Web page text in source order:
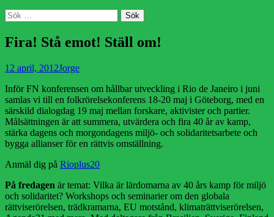
Sök
Sök
efter:
Publicerad
12 april, 2012Författare
Jorge
Inför FN konferensen om hållbar utveckling i Rio de Janeiro i juni
samlas vi till en folkrörelsekonferens 18-20 maj i Göteborg, med en
särskild dialogdag 19 maj mellan forskare, aktivister och partier.
Målsättningen är att summera, utvärdera och fira 40 år av kamp,
stärka dagens och morgondagens miljö- och solidaritetsarbete och
bygga allianser för en rättvis omställning.
Anmäl dig på Rioplus20
På fredagen är temat: Vilka är lärdomarna av 40 års kamp för miljö
och solidaritet? Workshops och seminarier om den globala
rättviserörelsen, trädkramarna, EU motstånd, klimaträttviserörelsen,